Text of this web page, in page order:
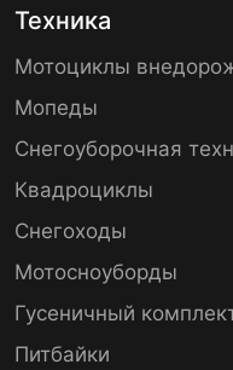
Техника
Мотоциклы
Мопеды
Снегоуборочная
Квадроциклы
Снегоходы
Мотосноуборды
Гусеничный
Питбайки